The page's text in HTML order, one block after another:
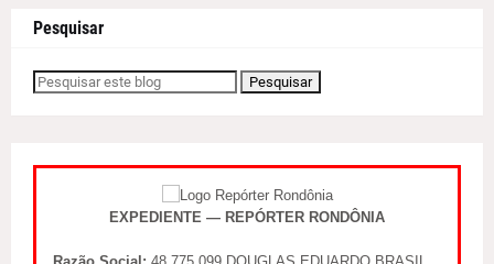
Pesquisar
EXPEDIENTE — REPÓRTER RONDÔNIA